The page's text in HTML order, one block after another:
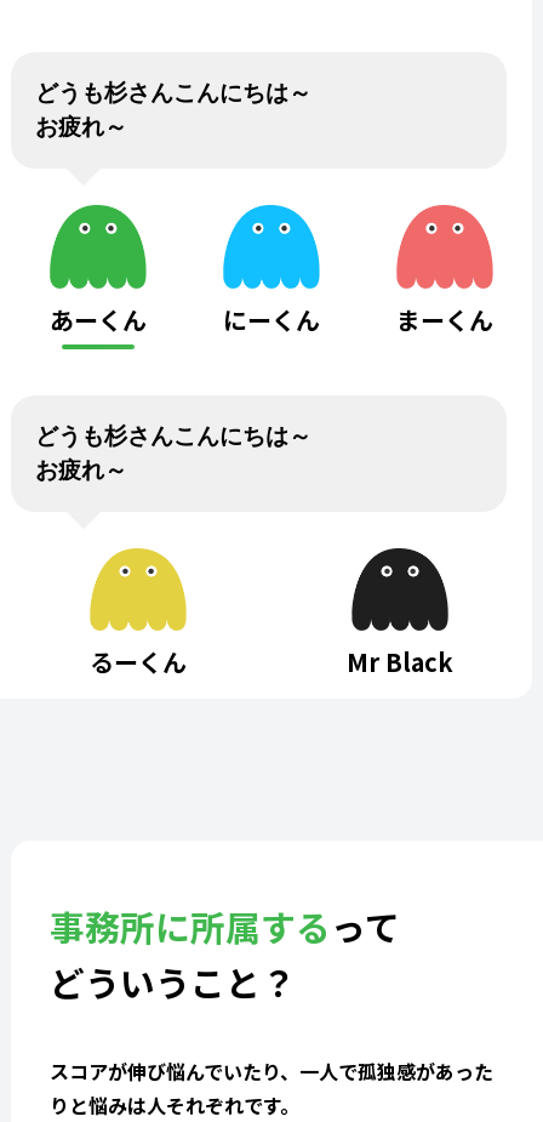
どうも杉さんこんにちは～
お疲れ～
あーくん にーくん まーくん
どうも杉さんこんにちは～
お疲れ～
るーくん Mr Black
事務所に所属するって
どういうこと？
スコアが伸び悩んでいたり、一人で孤独感があった
りと悩みは人それぞれです。